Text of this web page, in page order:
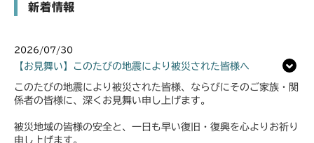
新着情報
2026/07/30
【お見舞い】このたびの地震により被災された皆様へ
このたびの地震により被災された皆様、ならびにそのご家族・関
係者の皆様に、深くお見舞い申し上げます。
被災地域の皆様の安全と、一日も早い復旧・復興を心よりお祈り
申し上げます。